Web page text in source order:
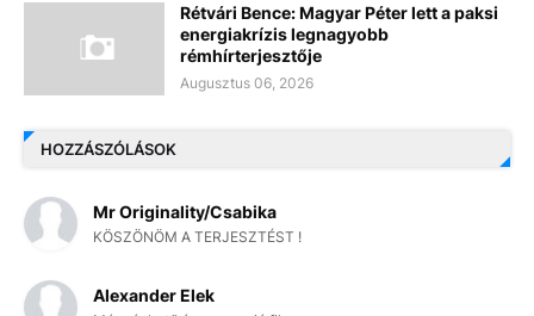
Rétvári Bence: Magyar Péter lett a paksi
energiakrízis legnagyobb
rémhírterjesztője
Augusztus 06, 2026
HOZZÁSZÓLÁSOK
Mr Originality/Csabika
KÖSZÖNÖM A TERJESZTÉST !
Alexander Elek